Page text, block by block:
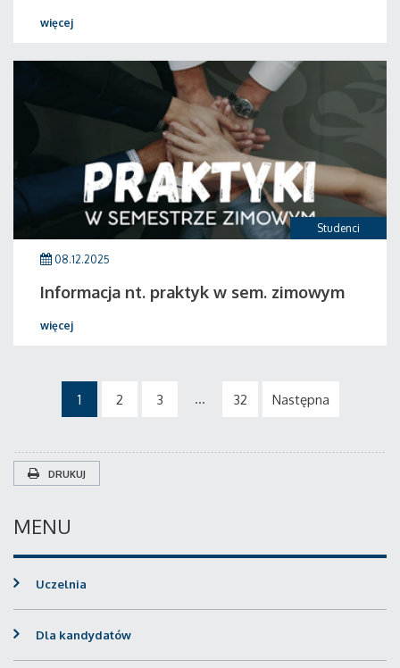
więcej
Studenci
08.12.2025
Informacja nt. praktyk w sem. zimowym
więcej
1 2 3 ... 32 Następna
DRUKUJ
MENU
Uczelnia
Dla kandydatów